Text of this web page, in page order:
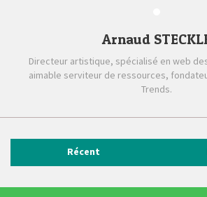
Arnaud
Directeur artistique, spécialisé en web
aimable serviteur de ressources,
Trends.
Récent